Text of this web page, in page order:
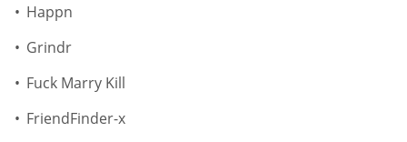
Happn
Grindr
Fuck Marry Kill
FriendFinder-x